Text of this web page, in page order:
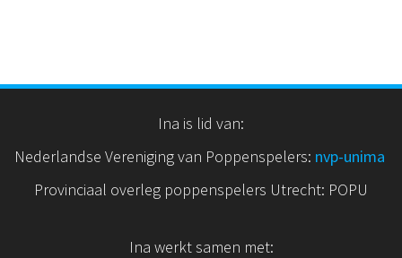
Ina is lid van:
Nederlandse Vereniging van Poppenspelers: nvp-unima
Provinciaal overleg poppenspelers Utrecht: POPU
Ina werkt samen met: